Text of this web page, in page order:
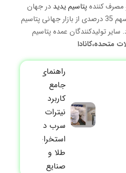
مصرف کنندهپتاسیم یدید در جهان
است. در سال 2022، چین سهم 35 درصدی از بازار جهانی پتاسیم
تولیدکنندگان عمده پتاسیم
متحده،کانادا
راهنمای
جامع
کاربرد
نیترات
سرب در
استخراج
طلا و
صنایع